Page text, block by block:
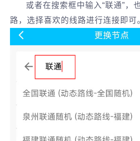
或者在搜索框中输入“联通”，
路，选择喜欢的线路进行连接即可